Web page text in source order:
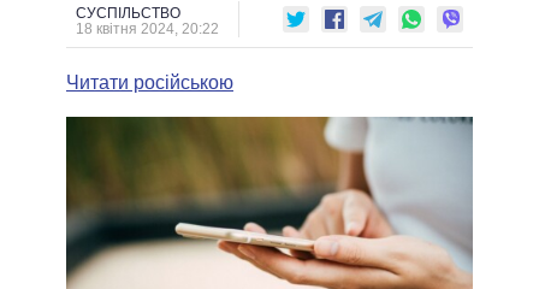
КАБІНЕТ МІНІСТРІВ
МЕРИ МІСТ
ПІДТРИМАТИ
ПОРІВНЯННЯ ПОЛІТИКІВ
СУСПІЛЬСТВО
18 квітня 2024, 20:22
Читати російською